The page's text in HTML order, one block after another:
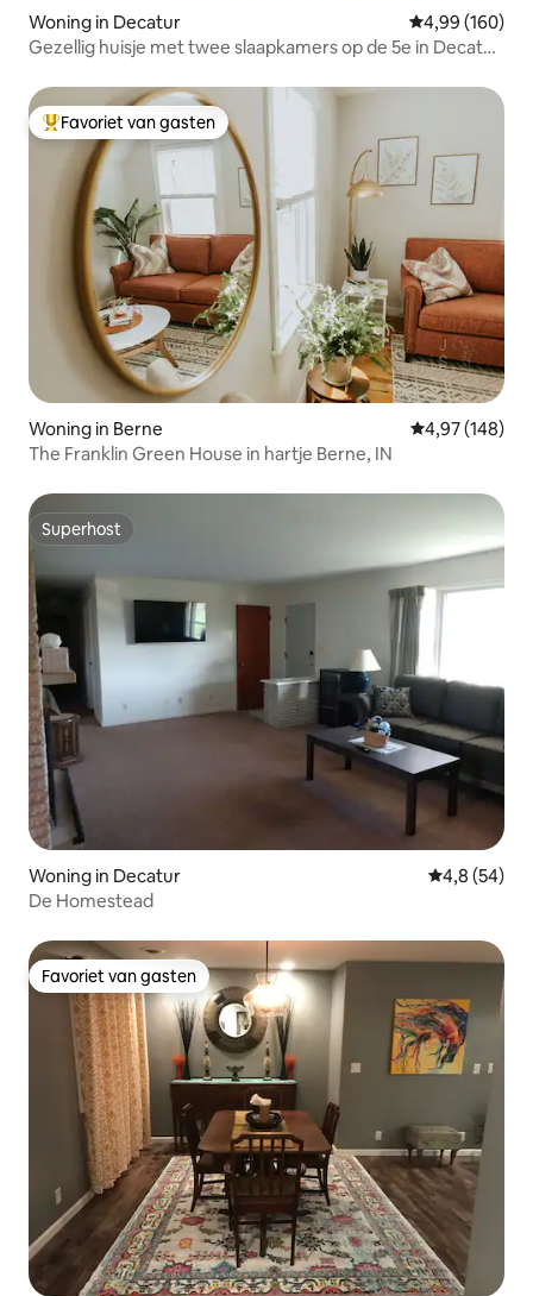
Woning in Decatur Gemiddelde
4,99 (160)
Gezellig huisje met twee slaapkamers op de 5e in Decatur
Topfavoriet van gasten
Favoriet van gasten
Woning in Berne Gemiddelde
4,97 (148)
The Franklin Green House in hartje Berne, IN
Superhost
Superhost
Woning in Decatur Gemiddelde
4,8 (54)
De Homestead
Favoriet van gasten
Favoriet van gasten